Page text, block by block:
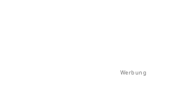
Werbung